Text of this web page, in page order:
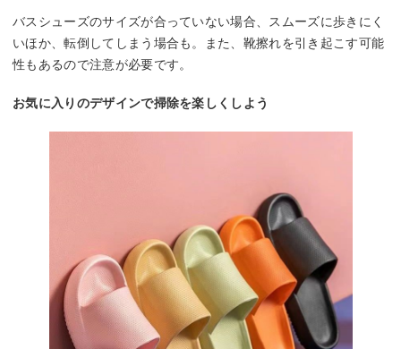
バスシューズのサイズが合っていない場合、スムーズに歩きにく
いほか、転倒してしまう場合も。また、靴擦れを引き起こす可能
性もあるので注意が必要です。
お気に入りのデザインで掃除を楽しくしよう